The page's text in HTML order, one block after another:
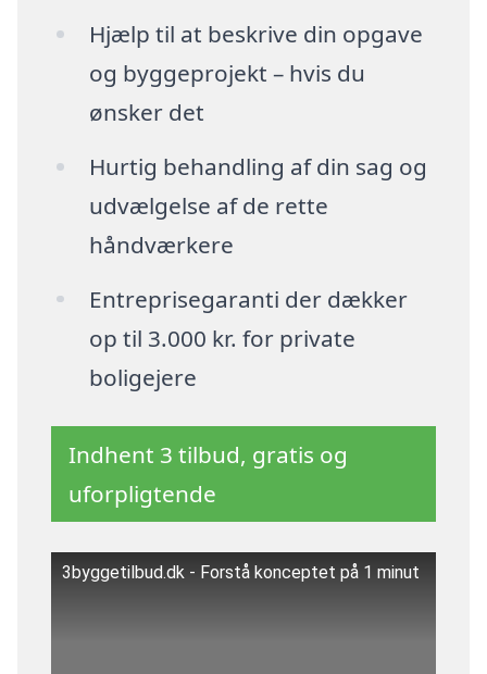
Hjælp til at beskrive din opgave
og byggeprojekt – hvis du
ønsker det
Hurtig behandling af din sag og
udvælgelse af de rette
håndværkere
Entreprisegaranti der dækker
op til 3.000 kr. for private
boligejere
Indhent 3 tilbud, gratis og
uforpligtende
3byggetilbud.dk - Forstå konceptet på 1 minut